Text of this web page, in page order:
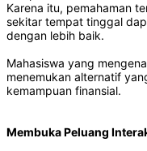
Karena itu, pemahaman
sekitar tempat tinggal
dengan lebih baik.
Mahasiswa yang
menemukan alternatif
kemampuan finansial.
Membuka Peluang